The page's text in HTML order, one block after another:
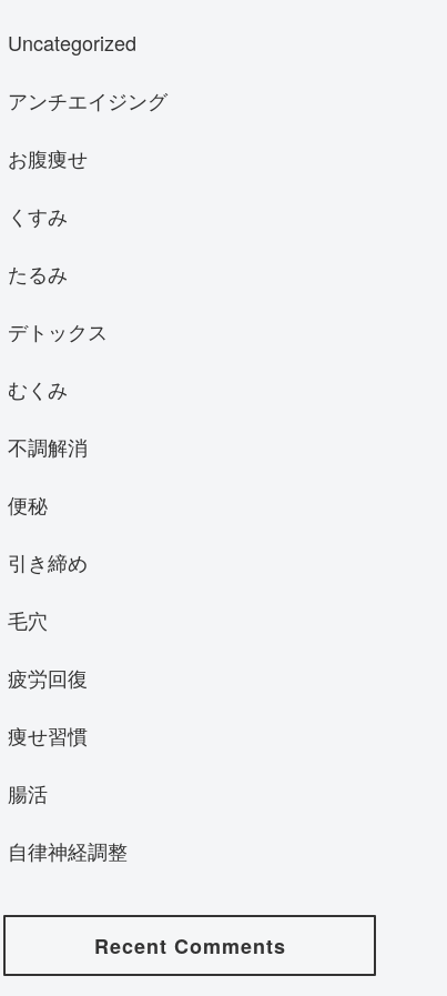
Uncategorized
アンチエイジング
お腹痩せ
くすみ
たるみ
デトックス
むくみ
不調解消
便秘
引き締め
毛穴
疲労回復
痩せ習慣
腸活
自律神経調整
Recent Comments